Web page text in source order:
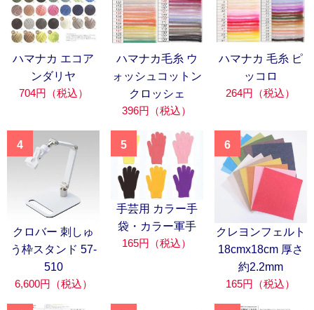
ハマナカ エコア
ンダリヤ
704円（税込）
ハマナカ毛糸 ウ
ォッシュコットン
クロッシェ
396円（税込）
ハマナカ 毛糸 ピ
ッコロ
264円（税込）
4
クロバー 刺しゅ
う枠スタンド 57-
510
6,600円（税込）
5
手芸用 カラー手
袋・カラー軍手
165円（税込）
6
クレヨンフェルト
18cmx18cm 厚さ
約2.2mm
165円（税込）